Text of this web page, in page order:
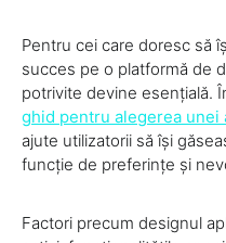
Pentru cei care doresc să
succes pe o platformă de
potrivite devine esențială.
ghid pentru alegerea
ajute utilizatorii să își
funcție de preferințe și
Factori precum designul